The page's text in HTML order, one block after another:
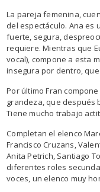
La pareja femenina,
del espectáculo. Ana
fuerte, segura,
requiere. Mientras que
vocal), compone a esta
insegura por dentro,
Por último Fran
grandeza, que después
Tiene mucho trabajo
Completan el elenco
Francisco Cruzans,
Anita Petrich, Santiago
diferentes roles
voces, un elenco muy